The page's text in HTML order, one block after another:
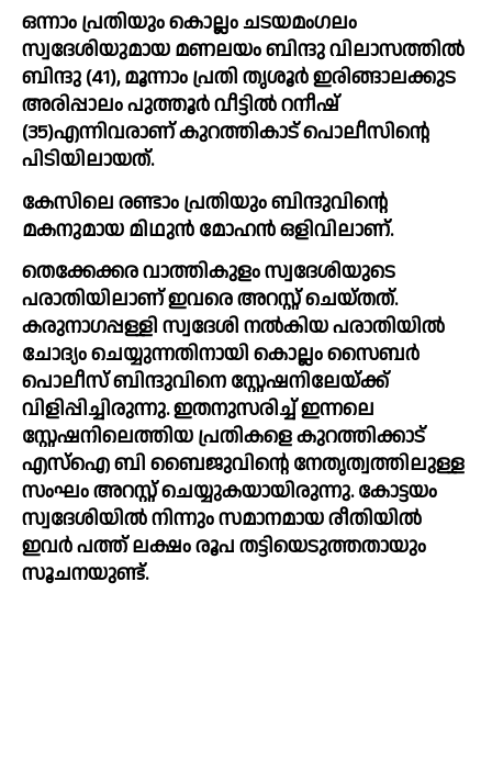
ഒന്നാം പ്രതിയും കൊല്ലം ചടയമംഗലം
സ്വദേശിയുമായ മണലയം ബിന്ദു വിലാസത്തില്‍
ബിന്ദു (41), മൂന്നാം പ്രതി തൃശൂര്‍ ഇരിങ്ങാലക്കുട
അരിപ്പാലം പുത്തൂര്‍ വീട്ടില്‍ റനീഷ്
(35)എന്നിവരാണ് കുറത്തികാട് പൊലീസിന്റെ
പിടിയിലായത്.
കേസിലെ രണ്ടാം പ്രതിയും ബിന്ദുവിന്റെ
മകനുമായ മിഥുന്‍ മോഹന്‍ ഒളിവിലാണ്.
തെക്കേക്കര വാത്തികുളം സ്വദേശിയുടെ
പരാതിയിലാണ് ഇവരെ അറസ്റ്റ് ചെയ്തത്.
കരുനാഗപ്പള്ളി സ്വദേശി നല്‍കിയ പരാതിയില്‍
ചോദ്യം ചെയ്യുന്നതിനായി കൊല്ലം സൈബര്‍
പൊലീസ് ബിന്ദുവിനെ സ്റ്റേഷനിലേയ്ക്ക്
വിളിപ്പിച്ചിരുന്നു. ഇതനുസരിച്ച്‌ ഇന്നലെ
സ്റ്റേഷനിലെത്തിയ പ്രതികളെ കുറത്തിക്കാട്
എസ്‌ഐ ബി ബൈജുവിന്റെ നേതൃത്വത്തിലുള്ള
സംഘം അറസ്റ്റ് ചെയ്യുകയായിരുന്നു. കോട്ടയം
സ്വദേശിയില്‍ നിന്നും സമാനമായ രീതിയില്‍
ഇവര്‍ പത്ത് ലക്ഷം രൂപ തട്ടിയെടുത്തതായും
സൂചനയുണ്ട്.